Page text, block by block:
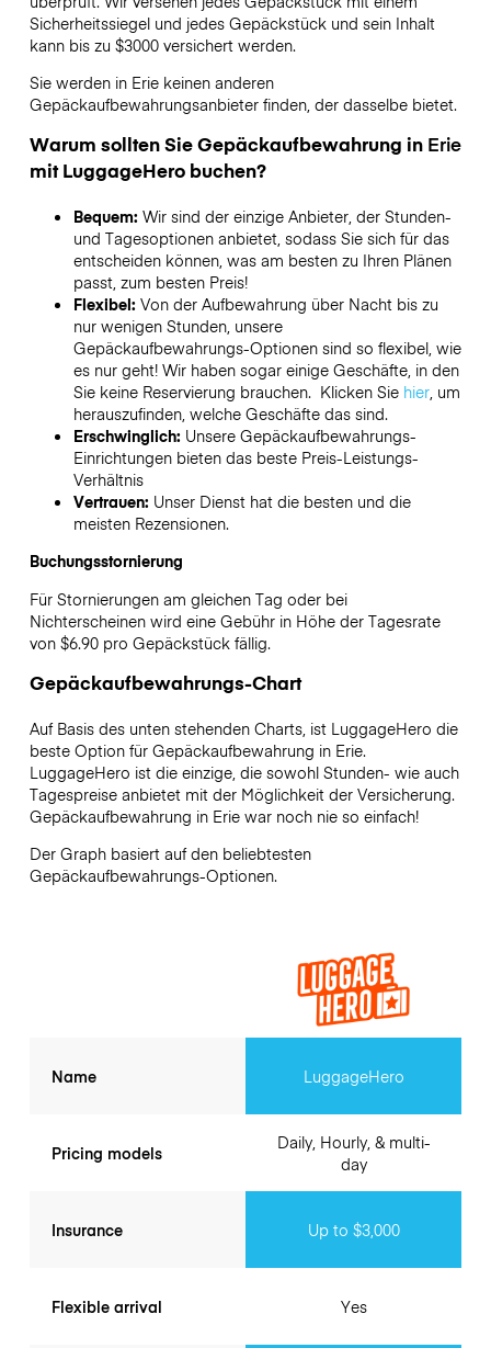
Sicherheitssiegel und jedes Gepäckstück und sein Inhalt
kann bis zu $3000versichert werden.
Sie werden in Eriekeinen anderen
Gepäckaufbewahrungsanbieter finden, der dasselbe bietet.
Warum sollten Sie Gepäckaufbewahrung in Erie
mit LuggageHero buchen?
Bequem: Wir sind der einzige Anbieter, der Stunden-
und Tagesoptionen anbietet, sodass Sie sich für das
entscheiden können, was am besten zu Ihren Plänen
passt, zum besten Preis!
Flexibel: Von der Aufbewahrung über Nacht bis zu
nur wenigen Stunden, unsere
Gepäckaufbewahrungs-Optionen sind so flexibel, wie
es nur geht! Wir haben sogar einige Geschäfte, in den
Sie keine Reservierung brauchen. Klicken Sie hier, um
herauszufinden, welche Geschäfte das sind.
Erschwinglich: Unsere Gepäckaufbewahrungs-
Einrichtungen bieten das beste Preis-Leistungs-
Verhältnis
Vertrauen: Unser Dienst hat die besten und die
meisten Rezensionen.
Buchungsstornierung
Für Stornierungen am gleichen Tag oder bei
Nichterscheinen wird eine Gebühr in Höhe der Tagesrate
von $6.90 pro Gepäckstück fällig.
Gepäckaufbewahrungs-Chart
Auf Basis des unten stehenden Charts, ist LuggageHero die
beste Option für Gepäckaufbewahrung in Erie.
LuggageHero ist die einzige, die sowohl Stunden- wie auch
Tagespreise anbietet mit der Möglichkeit der Versicherung.
Gepäckaufbewahrung in Eriewar noch nie so einfach!
Der Graph basiert auf den beliebtesten
Gepäckaufbewahrungs-Optionen.
Name
Pricing models
Insurance
Flexible arrival
LuggageHero
Daily, Hourly, & multi-
day
Up to $3,000
Yes